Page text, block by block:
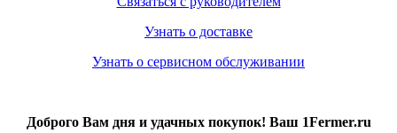
Узнать о доставке
Узнать о сервисном обслуживании
Доброго Вам дня и удачных покупок! Ваш 1Fermer.ru